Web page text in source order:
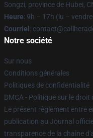
Songzi, province de Hubei,
Heure: 9h – 17h (lu –
Courriel :
Notre société
Sur nous
Conditions générales
Politiques de confidentialité
DMCA - Politique sur le droit
Le présent règlement entre
publication au Journal
transparence de la chaîne